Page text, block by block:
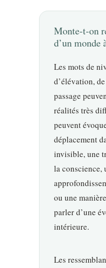
Monte-t-on
d’un monde
Les mots de
d’élévation,
passage
réalités très
peuvent
déplacement
invisible, une
la conscience,
ou une
parler d’une
intérieure.
Les